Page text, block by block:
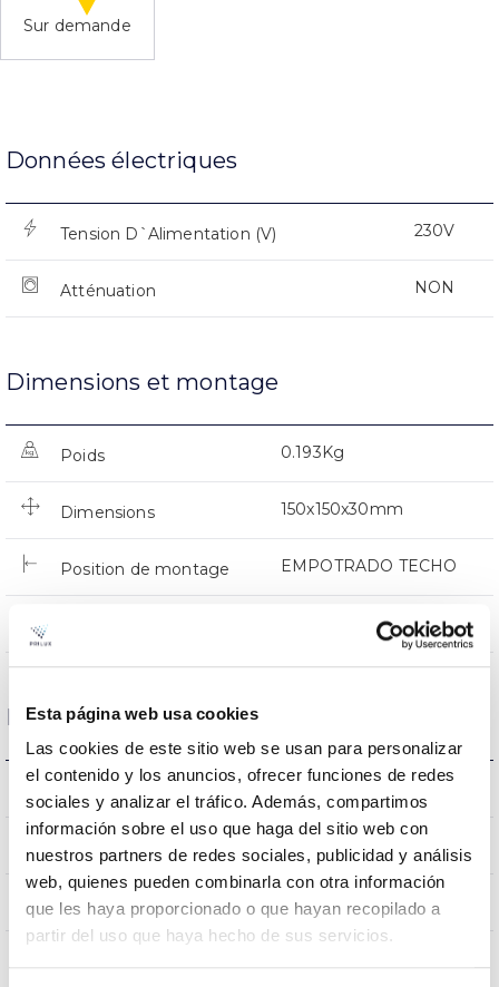
Esta página web usa cookies
Las cookies de este sitio web se usan para personalizar
el contenido y los anuncios, ofrecer funciones de redes
sociales y analizar el tráfico. Además, compartimos
información sobre el uso que haga del sitio web con
nuestros partners de redes sociales, publicidad y análisis
web, quienes pueden combinarla con otra información
que les haya proporcionado o que hayan recopilado a
partir del uso que haya hecho de sus servicios.
Sur demande
Données électriques
Tension D`Alimentation (V) 230V
Atténuation NON
Dimensions et montage
Poids 0.193Kg
Dimensions 150x150x30mm
Position de montage EMPOTRADO TECHO
Données optiques
Température de coleur 3000K
CRI Indice de rendu des couleurs
Angle d’ouverture 100